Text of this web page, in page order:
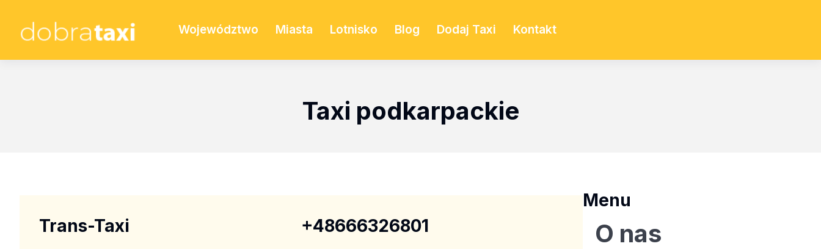
Województwo Miasta Lotnisko Blog Dodaj Taxi Kontakt
Taxi podkarpackie
Trans-Taxi +48666326801
Menu
O nas